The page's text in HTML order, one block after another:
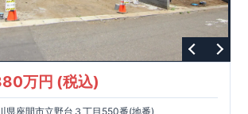
万円 (税込)
県座間市立野台３丁目550番(地番)